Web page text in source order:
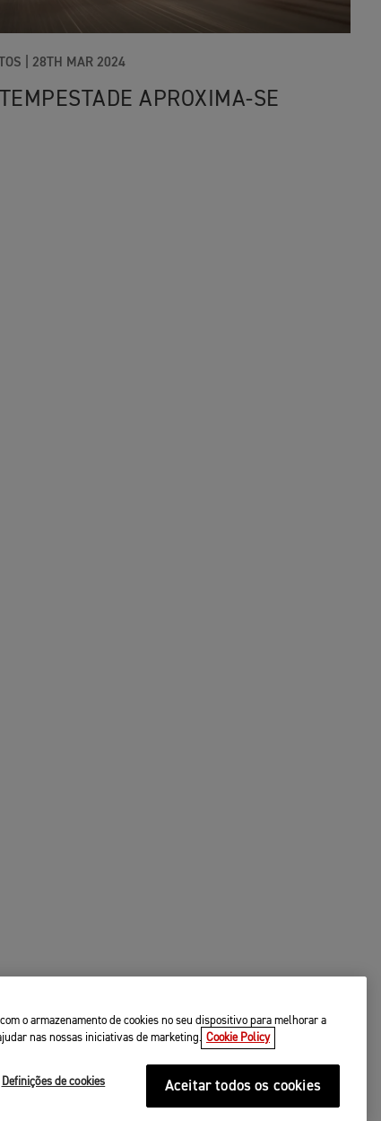
| 28TH MAR 2024
APROXIMA-SE
o armazenamento de cookies no seu dispositivo para melhorar a
nas nossas iniciativas de marketing. Cookie Policy
Definições de cookies Aceitar todos os cookies